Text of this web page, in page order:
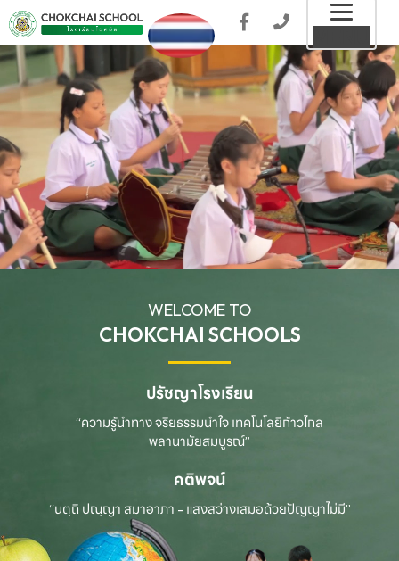
WELCOME TO
CHOKCHAI SCHOOLS
ปรัชญาโรงเรียน
“ความรู้นำทาง จริยธรรมนำใจ เทคโนโลยีก้าวไกล
พลานามัยสมบูรณ์”
คติพจน์
“นตฺถิ ปณฺญา สมาอาภา - แสงสว่างเสมอด้วยปัญญาไม่มี”